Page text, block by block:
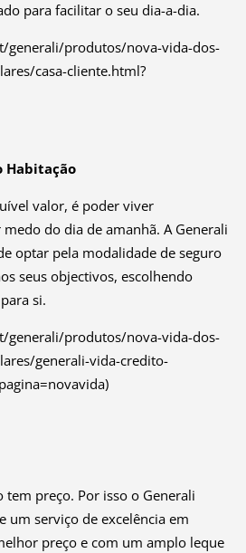
para facilitar o seu dia-a-dia.
generali/produtos/nova-vida-dos-
casa-cliente.html?
Habitação
valor, é poder viver
do dia de amanhã. A Generali
optar pela modalidade de seguro
seus objectivos, escolhendo
si.
generali/produtos/nova-vida-dos-
generali-vida-credito-
tem preço. Por isso o Generali
um serviço de excelência em
preço e com um amplo leque